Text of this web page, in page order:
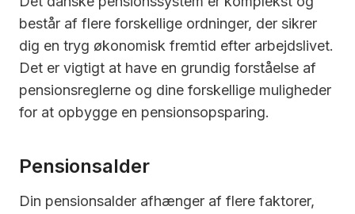
består af flere forskellige ordninger, der sikrer
dig en tryg økonomisk fremtid efter arbejdslivet.
Det er vigtigt at have en grundig forståelse af
pensionsreglerne og dine forskellige muligheder
for at opbygge en pensionsopsparing.
Pensionsalder
Din pensionsalder afhænger af flere faktorer,